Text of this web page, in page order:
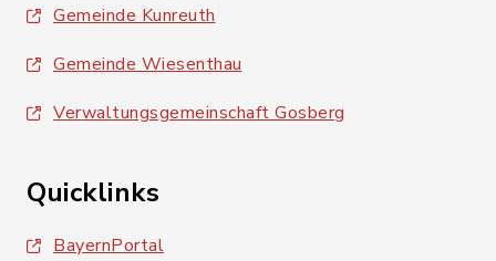
Gemeinde Kunreuth
Gemeinde Wiesenthau
Verwaltungsgemeinschaft Gosberg
Quicklinks
BayernPortal